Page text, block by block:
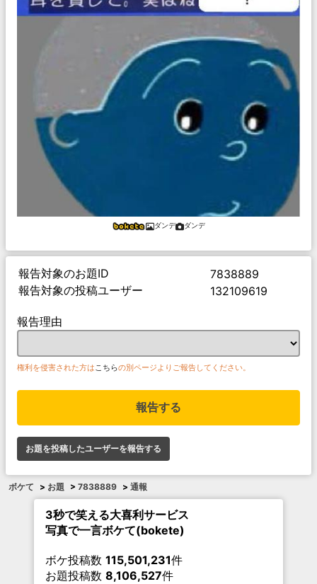
ダンデ ダンデ
報告対象のお題ID
7838889
報告対象の投稿ユーザー
132109619
報告理由
権利を侵害された方はこちらの別ページよりご報告してください。
報告する
お題を投稿したユーザーを報告する
ボケて > お題 > 7838889 > 通報
3秒で笑える大喜利サービス
写真で一言ボケて(bokete)
ボケ投稿数 115,501,231件
お題投稿数 8,106,527件